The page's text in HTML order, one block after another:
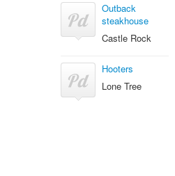
Outback
steakhouse
Castle Rock
Hooters
Lone Tree